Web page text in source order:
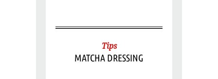
Tips
MATCHA DRESSING